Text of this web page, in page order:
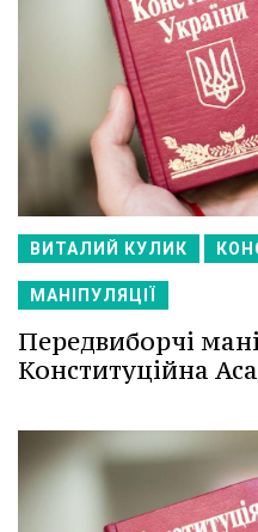
ВИТАЛИЙ КУЛИК
МАНІПУЛЯЦІЇ
Передвиборчі
Конституційна